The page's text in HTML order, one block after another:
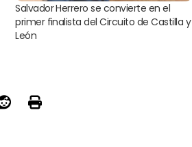
Salvador Herrero se convierte en el
primer finalista del Circuito de Castilla y
León